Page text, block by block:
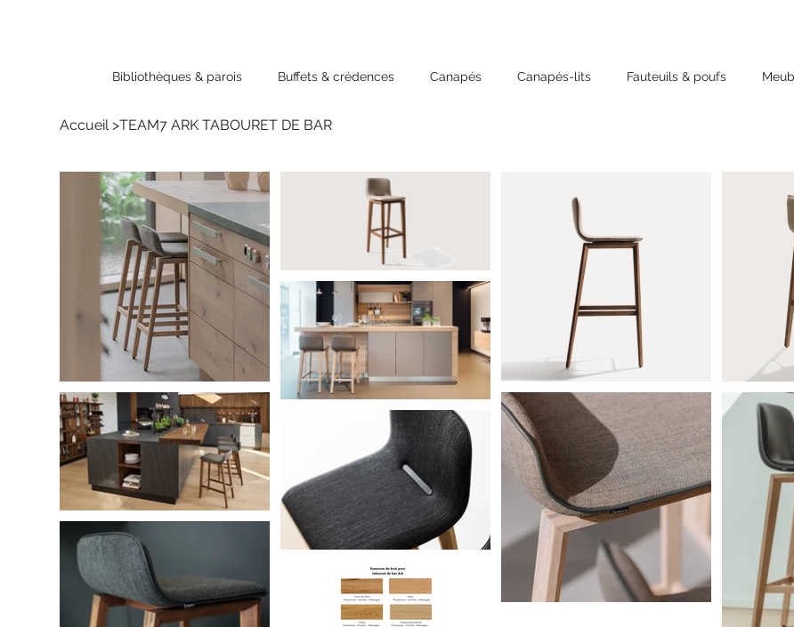
Bibliothèques & parois Buffets & crédences Canapés Canapés-lits Fauteuils & poufs
Accueil >TEAM7 ARK TABOURET DE BAR